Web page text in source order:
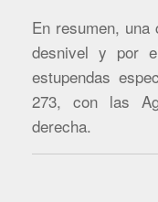
En resumen,
desnivel y por
estupendas
273, con las
derecha.